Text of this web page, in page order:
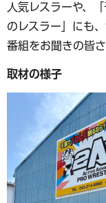
人気レスラーや、
のレスラー」にも
番組をお聞きの皆
取材の様子